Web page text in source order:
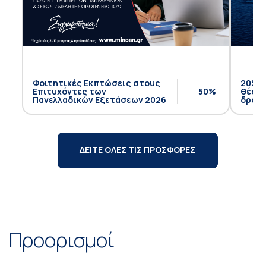
Φοιτητικές Εκπτώσεις στους
Επιτυχόντες των
Πανελλαδικών Εξετάσεων 2026
50%
20%
θέση
ΔΕΙΤΕ ΟΛΕΣ ΤΙΣ ΠΡΟΣΦΟΡΕΣ
Προορισμοί